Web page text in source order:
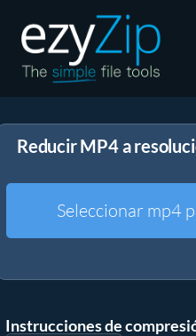
Descomprime
Otras herramientas
Reducir MP4 a
Seleccionar mp4
Instrucciones de